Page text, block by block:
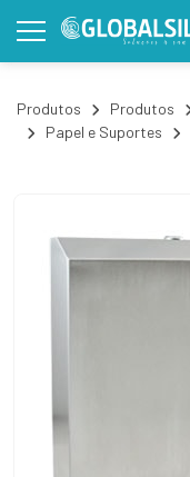
Produtos Produtos
Papel e Suportes